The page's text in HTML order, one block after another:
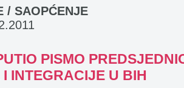
/ SAOPĆENJE
PISMO
INTEGRACIJE U BIH